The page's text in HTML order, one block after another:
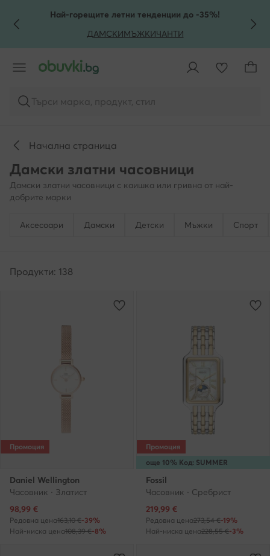
КЪМ ОСНОВНОТО СЪДЪРЖАНИЕ
КЪМ ТЪРСЕНЕНай-горещите летни тенденции до -35%!
ДАМСКИМЪЖКИЧАНТИ
Търси марка, продукт, стил
Начална страница
Дамски златни часовници
Дамски златни часовници с каишка или гривна от най-
добрите марки
Аксесоари Дамски Детски Мъжки Спорт
Продукти: 138
Промоция
Daniel Wellington
Часовник · Златист
Актуална цена
98,99 €
Редовна цена163,10 €-39%
Най-ниска цена108,39 €-8%
още 10% Код: SUMMER
Промоция
Fossil
Часовник · Сребрист
Актуална цена
219,99 €
Редовна цена273,54 €-19%
Най-ниска цена228,55 €-3%